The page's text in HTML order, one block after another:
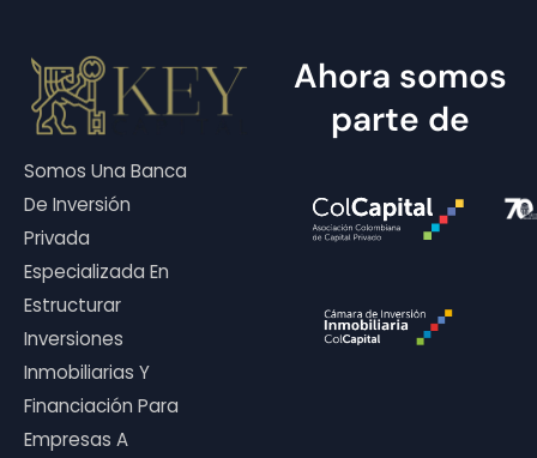
Somos Una Banca
De Inversión
Privada
Especializada En
Estructurar
Inversiones
Inmobiliarias Y
Financiación Para
Empresas A
Ahora somos
parte de